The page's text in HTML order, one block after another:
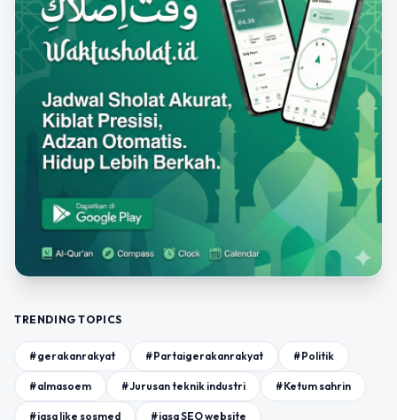
TRENDING TOPICS
#gerakanrakyat #Partaigerakanrakyat #Politik
#almasoem #Jurusan teknik industri #Ketum sahrin
#jasa like sosmed #jasa SEO website